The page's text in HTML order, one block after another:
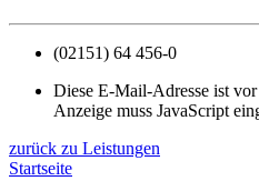
(02151) 64 456-0
Diese E-Mail-Adresse ist
Anzeige muss JavaScript
zurück zu Leistungen
Startseite